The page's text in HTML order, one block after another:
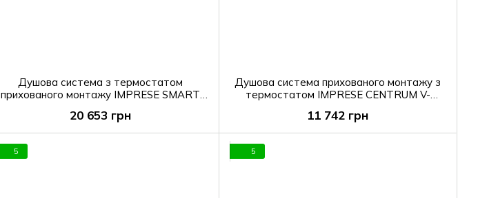
Душова система з термостатом
прихованого монтажу IMPRESE SMART
20 653 грн
Душова система прихованого монтажу з
термостатом IMPRESE CENTRUM V-
11 742 грн
5 5